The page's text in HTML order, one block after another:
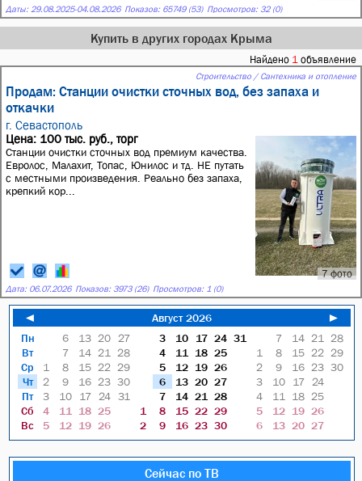
Даты: 29.08.2025-04.08.2026 Показов: 65749 (53) Просмотров: 32 (0)
Купить в других городах Крыма
Найдено 1 объявление
Строительство / Сантехника и отопление
Продам: Станции очистки сточных вод, без запаха и
откачки
г. Севастополь
7 фото
Цена: 100 тыс. руб., торг
Станции очистки сточных вод премиум качества.
Евролос, Малахит, Топас, Юнилос и тд. НЕ путать
с местными произведения. Реально без запаха,
крепкий кор...
Дата: 06.07.2026 Показов: 3973 (26) Просмотров: 1 (0)
◄ Август 2026
►
Пн
Вт
Ср
Чт
Пт
Сб
Вс
6 13 20
27
7
14 21
28
1
8 15 22 29
2
9 16 23 30
3
10 17 24 31
4
11 18 25
5
12 19 26
3 10 17 24 31
4
11 18 25
5
12 19 26
6
13 20 27
7
14 21
28
1
8 15 22 29
2
9 16 23 30
7 14 21
28
1
8 15 22 29
2
9 16 23 30
3
10 17
24
4
11 18 25
5
12 19 26
6
13 20 27
Сейчас по ТВ